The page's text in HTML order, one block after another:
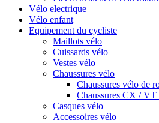
Vélo electrique
Vélo enfant
Equipement du cycliste
Maillots vélo
Cuissards vélo
Vestes vélo
Chaussures vélo
Chaussures vélo de
Chaussures CX /
Casques vélo
Accessoires vélo